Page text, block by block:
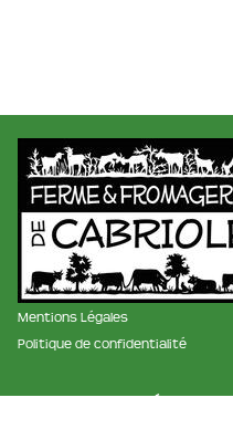
Mentions Légales
Politique de confidentialité
membre des réseaux :